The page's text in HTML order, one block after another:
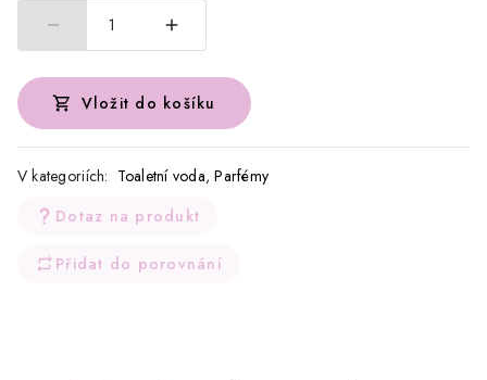
1
Vložit do košíku
V kategoriích: Toaletní voda,Parfémy
Dotaz na produkt
Přidat do porovnání